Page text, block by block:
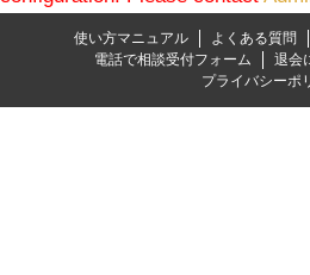
使い方マニュアル よくある質問
電話で相談受付フォーム
退会
プライバシーポ